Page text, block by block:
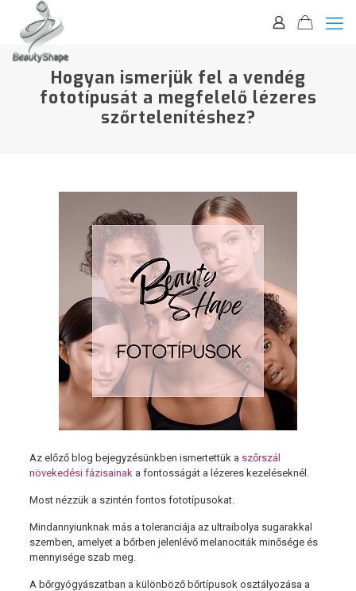
Hogyan ismerjük fel a vendég
fototípusát a megfelelő lézeres
szőrtelenítéshez?
Az előző blog bejegyzésünkben ismertettük a szőrszál
növekedési fázisainak a fontosságát a lézeres kezeléseknél.
Most nézzük a szintén fontos fototípusokat.
Mindannyiunknak más a toleranciája az ultraibolya sugarakkal
szemben, amelyet a bőrben jelenlévő melanociták minősége és
mennyisége szab meg.
A bőrgyógyászatban a különböző bőrtípusok osztályozása a